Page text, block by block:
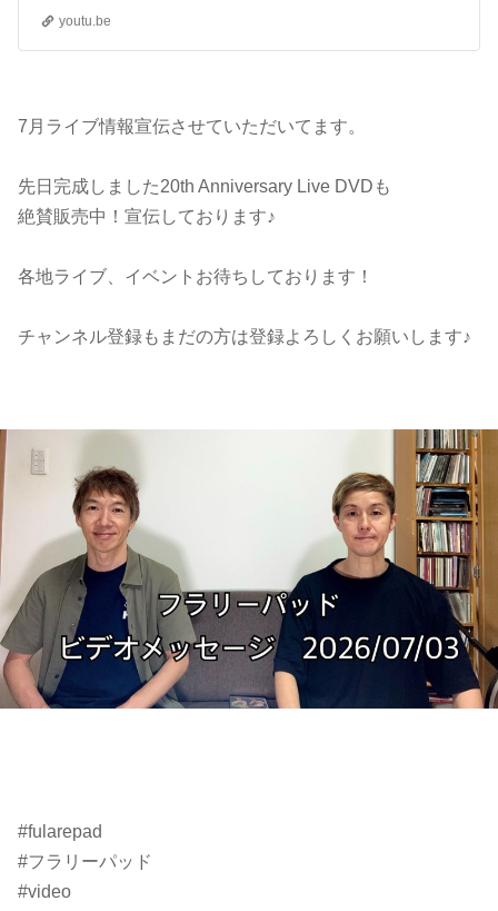
youtu.be
7月ライブ情報宣伝させていただいてます。
先日完成しました20th Anniversary Live DVDも
絶賛販売中！宣伝しております♪
各地ライブ、イベントお待ちしております！
チャンネル登録もまだの方は登録よろしくお願いします♪
#fularepad
#フラリーパッド
#video